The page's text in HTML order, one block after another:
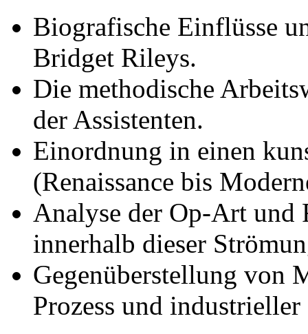
Biografische Einflüsse
Bridget Rileys.
Die methodische
der Assistenten.
Einordnung in einen
(Renaissance bis
Analyse der Op-Art und
innerhalb dieser
Gegenüberstellung von
Prozess und